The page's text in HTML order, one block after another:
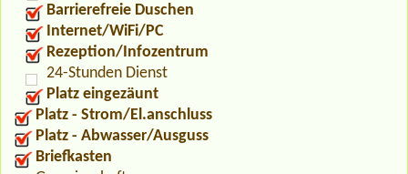
Barrierefreie Duschen
Internet/WiFi/PC
Rezeption/Infozentrum
24-Stunden Dienst
Platz eingezäunt
Platz - Strom/El.anschluss
Platz - Abwasser/Ausguss
Briefkasten